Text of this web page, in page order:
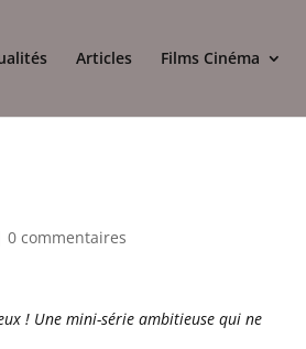
Articles Films Cinéma
0 commentaires
! Une mini-série ambitieuse qui ne